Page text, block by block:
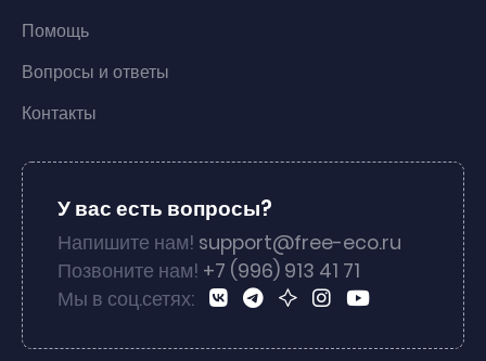
Помощь
Вопросы и ответы
Контакты
У вас есть вопросы?
Напишите нам! support@free-eco.ru
Позвоните нам! +7 (996) 913 41 71
Мы в соц.сетях: